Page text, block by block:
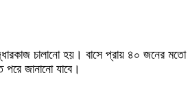
চালানো হয়। বাসে প্রায় ৪০
জানানো যাবে।